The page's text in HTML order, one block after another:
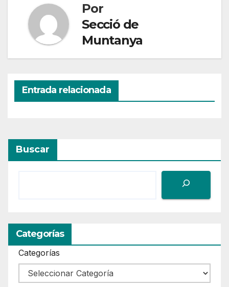
Por
Secció de
Muntanya
Entrada relacionada
Buscar
Categorías
Categorías